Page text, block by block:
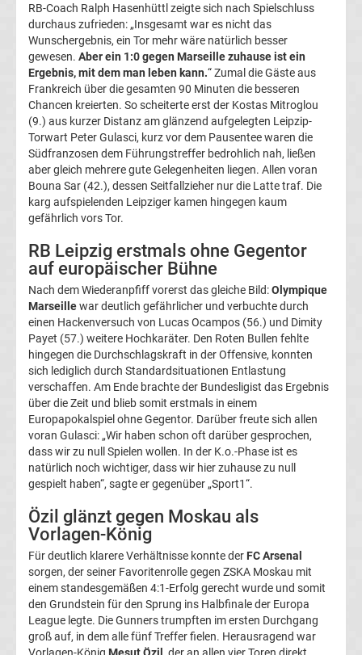
Serie
A
Türk.
Süper
Lig
Fußball
UEFA
Youth
League
Fußball
WM
Fußball
EM
Frauenfußball
Amateurfußball
RB-Coach Ralph Hasenhüttl zeigte sich nach Spielschluss
durchaus zufrieden: „Insgesamt war es nicht das
Wunschergebnis, ein Tor mehr wäre natürlich besser
gewesen. Aber ein 1:0 gegen Marseille zuhause ist ein
Ergebnis, mit dem man leben kann.“ Zumal die Gäste aus
Frankreich über die gesamten 90 Minuten die besseren
Chancen kreierten. So scheiterte erst der Kostas Mitroglou
(9.) aus kurzer Distanz am glänzend aufgelegten Leipzip-
Torwart Peter Gulasci, kurz vor dem Pausentee waren die
Südfranzosen dem Führungstreffer bedrohlich nah, ließen
aber gleich mehrere gute Gelegenheiten liegen. Allen voran
Bouna Sar (42.), dessen Seitfallzieher nur die Latte traf. Die
karg aufspielenden Leipziger kamen hingegen kaum
gefährlich vors Tor.
RB Leipzig erstmals ohne Gegentor
auf europäischer Bühne
Nach dem Wiederanpfiff vorerst das gleiche Bild:Olympique
Marseillewar deutlich gefährlicher und verbuchte durch
einen Hackenversuch von Lucas Ocampos (56.) und Dimity
Payet (57.) weitere Hochkaräter. Den Roten Bullen fehlte
hingegen die Durchschlagskraft in der Offensive, konnten
sich lediglich durch Standardsituationen Entlastung
verschaffen. Am Ende brachte der Bundesligist das Ergebnis
über die Zeit und blieb somit erstmals in einem
Europapokalspiel ohne Gegentor. Darüber freute sich allen
voran Gulasci: „Wir haben schon oft darüber gesprochen,
dass wir zu null Spielen wollen. In der K.o.-Phase ist es
natürlich noch wichtiger, dass wir hier zuhause zu null
gespielt haben“, sagte er gegenüber „Sport1“.
Özil glänzt gegen Moskau als
Vorlagen-König
Für deutlich klarere Verhältnisse konnte der FC Arsenal
sorgen, der seiner Favoritenrolle gegen ZSKA Moskau mit
einem standesgemäßen 4:1-Erfolg gerecht wurde und somit
den Grundstein für den Sprung ins Halbfinale der Europa
League legte. Die Gunners trumpften im ersten Durchgang
groß auf, in dem alle fünf Treffer fielen. Herausragend war
Vorlagen-König Mesut Özil , der an allen vier Toren direkt